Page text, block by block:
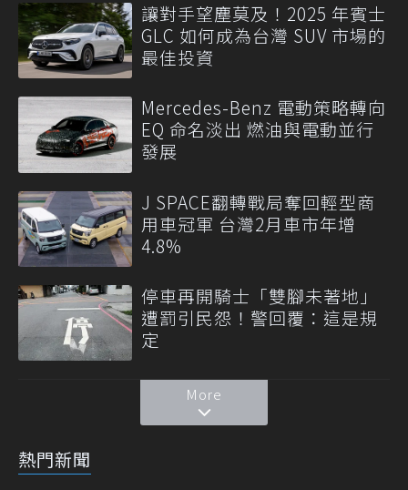
讓對手望塵莫及！2025 年賓士
GLC 如何成為台灣 SUV 市場的
最佳投資
Mercedes-Benz 電動策略轉向
EQ 命名淡出 燃油與電動並行
發展
J SPACE翻轉戰局奪回輕型商
用車冠軍 台灣2月車市年增
4.8%
停車再開騎士「雙腳未著地」
遭罰引民怨！警回覆：這是規
定
More
熱門新聞